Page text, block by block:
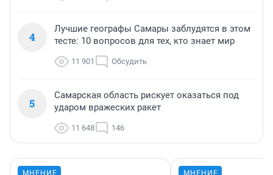
4
Лучшие географы Самары заблудятся в этом
тесте: 10 вопросов для тех, кто знает мир
11 901 Обсудить
5
Самарская область рискует оказаться под
ударом вражеских ракет
11 648 146
МНЕНИЕ МНЕНИЕ